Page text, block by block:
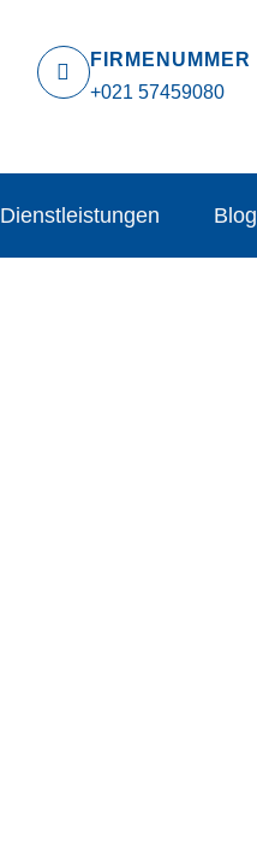
FIRMENUMMER
+021 57459080
Dienstleistungen Blog